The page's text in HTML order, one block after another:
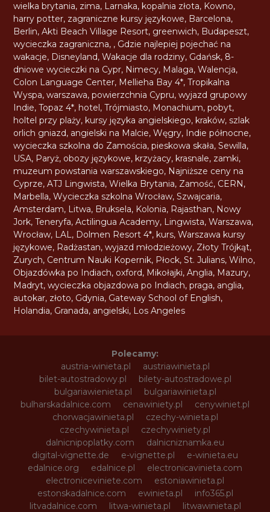
wielka brytania, zima, Larnaka, kopalnia złota, Kowno,
harry potter, zagraniczne kursy językowe, Barcelona,
Berlin,Akti Beach Village Resort, greenwich, Budapeszt,
wycieczka zagraniczna, , Gdzie najlepiej pojechać na
wakacje, Disneyland,Wakacje dla rodziny, Gdańsk, 8-
dniowe wycieczki na Cypr, Nimecy, Malaga,Walencja,
Colon Language Center, Mellieha Bay 4*,Tropikalna
Wyspa,warszawa,powierzchnia Cypru,wyjazd grupowy
Indie,Topaz 4*, hotel,Trójmiasto, Monachium,pobyt,
holtel przy plaży, kursy języka angielskiego, kraków,szlak
orlich gniazd, angielski na Malcie,Węgry, Indie północne,
wycieczka szkolna do Zamościa,pieskowa skała,Sewilla,
USA, Paryż, obozy językowe, krzyżacy, krasnale, zamki,
muzeum powstania warszawskiego, Najniższe ceny na
Cyprze,ATJ Lingwista,Wielka Brytania, Zamość, CERN,
Marbella,Wycieczka szkolna Wrocław,Szwajcaria,
Amsterdam, Litwa, Bruksela, Kolonia, Rajasthan, Nowy
Jork,Teneryfa,Actilingua Academy, Lingwista,Warszawa,
Wrocław, LAL, Dolmen Resort 4*, kurs,Warszawa kursy
językowe, Radżastan,wyjazd młodzieżowy, Złoty Trójkąt,
Zurych, Centrum Nauki Kopernik, Płock,St. Julians,Wilno,
Objazdówka po Indiach, oxford, Mikołajki,Anglia, Mazury,
Madryt,wycieczka objazdowa po Indiach,praga, anglia,
autokar, złoto, Gdynia, Gateway School of English,
Holandia, Granada, angielski, Los Angeles
Polecamy:
austria-winieta.pl
austriawinieta.pl
bilet-autostradowy.pl
bilety-autostradowe.pl
bulgariawienieta.pl
bulgariawinieta.pl
bulharskadalnice.com
cenawiniety.pl
cenywiniet.pl
chorwacjawinieta.pl
czechy-winieta.pl
czechywinieta.pl
czechywiniety.pl
dalnicnipoplatky.com
dalnicniznamka.eu
digital-vignette.de
e-vignette.pl
e-winieta.eu
edalnice.org
edalnice.pl
electronicavinieta.com
electroniceviniete.com
estoniawinieta.pl
estonskadalnice.com
ewinieta.pl
info365.pl
litvadalnice.com
litwa-winieta.pl
litwawinieta.pl